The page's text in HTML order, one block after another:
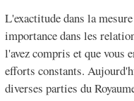
L'exactitude dans la
importance dans les
l'avez compris et que vous
efforts constants.
diverses parties du